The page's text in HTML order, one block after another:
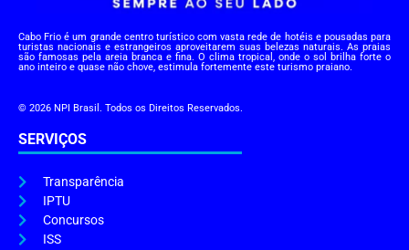
Cabo Frio é um grande centro turístico com vasta rede de hotéis e pousadas para
turistas nacionais e estrangeiros aproveitarem suas belezas naturais. As praias
são famosas pela areia branca e fina. O clima tropical, onde o sol brilha forte o
ano inteiro e quase não chove, estimula fortemente este turismo praiano.
© 2026 NPI Brasil. Todos os Direitos Reservados.
SERVIÇOS
Transparência
IPTU
Concursos
ISS